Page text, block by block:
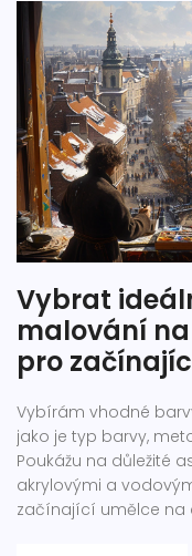
Vybrat
malování
pro
Vybírám vhodné
jako je typ barvy,
Poukážu na důležité
akrylovými a
začínající umělce na